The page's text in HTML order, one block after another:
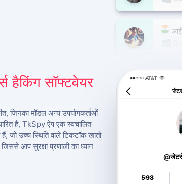
15
हैकिंग सॉफ्टवेयर
जिनका मॉडल अन्य उपयोगकर्ताओं
है, TkSpy ऐप एक स्वचालित
हैं, जो उच्च स्थिति वाले टिकटॉक खातों
आप सुरक्षा प्रणाली का ध्यान
598